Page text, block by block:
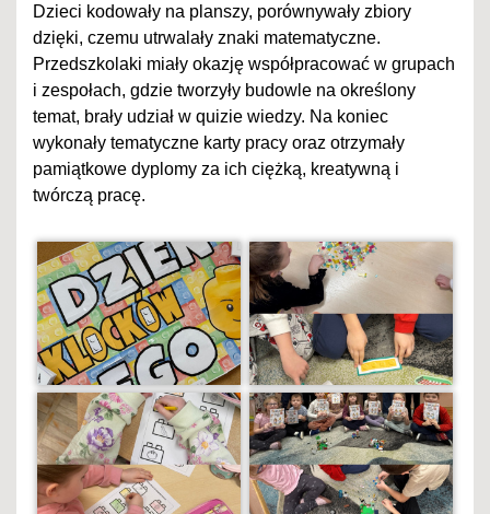
Dzieci kodowały na planszy, porównywały zbiory
dzięki, czemu utrwalały znaki matematyczne.
Przedszkolaki miały okazję współpracować w grupach
i zespołach, gdzie tworzyły budowle na określony
temat, brały udział w quizie wiedzy. Na koniec
wykonały tematyczne karty pracy oraz otrzymały
pamiątkowe dyplomy za ich ciężką, kreatywną i
twórczą pracę.